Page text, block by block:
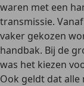
waren met een
transmissie.
vaker gekozen
handbak. Bij de
was het kiezen
Ook geldt dat alle